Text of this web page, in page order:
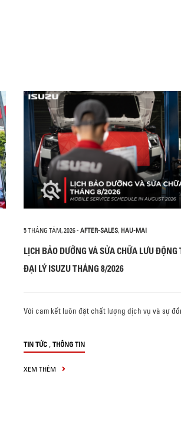
5 THÁNG TÁM, 2026- AFTER-SALES, HAU-MAI
LỊCH BẢO DƯỠNG VÀ SỬA CHỮA LƯU ĐỘNG
ĐẠI LÝ ISUZU THÁNG 8/2026
Với cam kết luôn đặt chất lượng dịch vụ và sự
TIN TỨC , THÔNG TIN
XEM THÊM